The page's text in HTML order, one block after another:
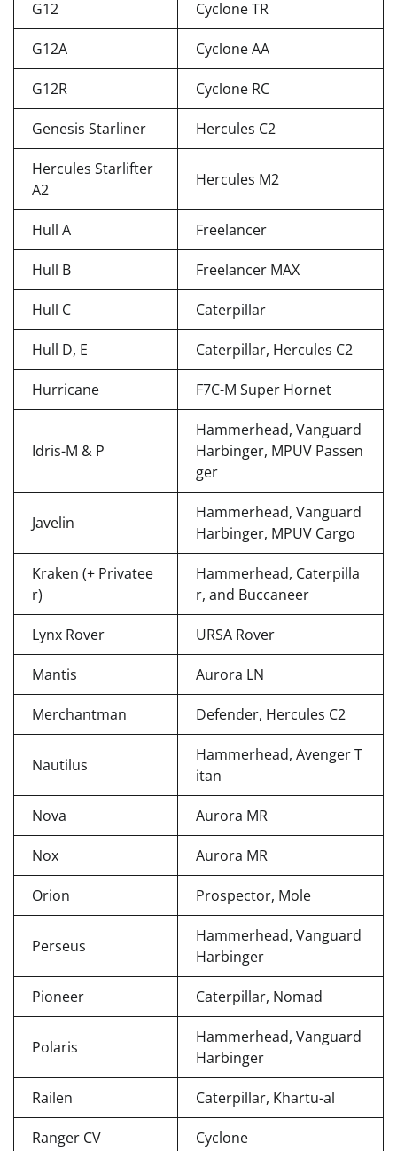
G12 Cyclone TR
G12A Cyclone AA
G12R Cyclone RC
Genesis Starliner Hercules C2
Hercules Starlifter
A2
Hercules M2
Hull A Freelancer
Hull B Freelancer MAX
Hull C Caterpillar
Hull D, E Caterpillar, Hercules C2
Hurricane F7C-M Super Hornet
Idris-M & P
Hammerhead, Vanguard
Harbinger, MPUV Passen
ger
Javelin
Hammerhead, Vanguard
Harbinger, MPUV Cargo
Kraken (+ Privatee
r)
Hammerhead, Caterpilla
r, and Buccaneer
Lynx Rover URSA Rover
Mantis Aurora LN
Merchantman Defender, Hercules C2
Nautilus
Hammerhead, Avenger T
itan
Nova Aurora MR
Nox Aurora MR
Orion Prospector, Mole
Perseus
Hammerhead, Vanguard
Harbinger
Pioneer Caterpillar, Nomad
Polaris
Hammerhead, Vanguard
Harbinger
Railen Caterpillar, Khartu-al
Ranger CV Cyclone